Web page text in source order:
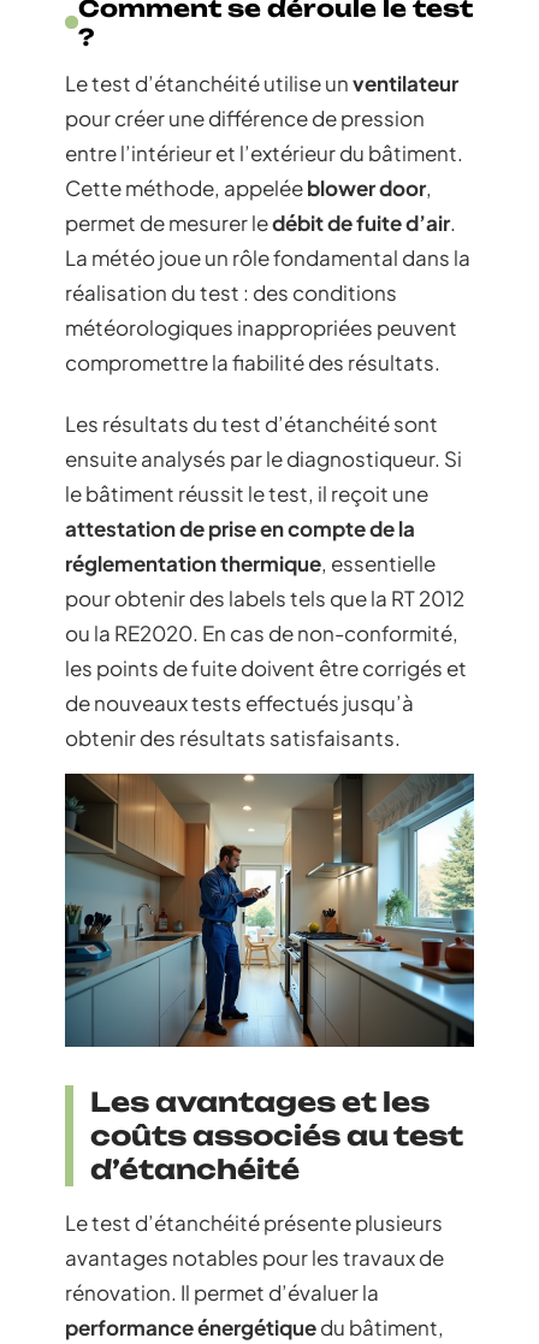
Comment se déroule le test
?
Le test d’étanchéité utilise unventilateur
pour créer une différence de pression
entre l’intérieur et l’extérieur du bâtiment.
Cette méthode, appeléeblower door,
permet de mesurer ledébit de fuite d’air.
La météo joue un rôle fondamental dans la
réalisation du test : des conditions
météorologiques inappropriées peuvent
compromettre la fiabilité des résultats.
Les résultats du test d’étanchéité sont
ensuite analysés par le diagnostiqueur. Si
le bâtiment réussit le test, il reçoit une
attestation de prise en compte de la
réglementation thermique, essentielle
pour obtenir des labels tels que la RT 2012
ou la RE2020. En cas de non-conformité,
les points de fuite doivent être corrigés et
de nouveaux tests effectués jusqu’à
obtenir des résultats satisfaisants.
Les avantages et les
coûts associés au test
d’étanchéité
Le test d’étanchéité présente plusieurs
avantages notables pour les travaux de
rénovation. Il permet d’évaluer la
performance énergétiquedu bâtiment,